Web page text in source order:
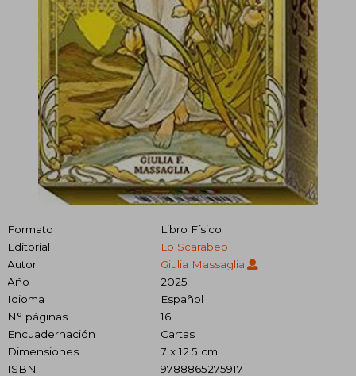
Formato
Libro Físico
Editorial
Lo Scarabeo
Autor
Giulia Massaglia
Año
2025
Idioma
Español
N° páginas
16
Encuadernación
Cartas
Dimensiones
7 x 12.5 cm
ISBN
9788865275917